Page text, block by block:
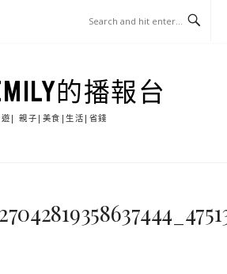
的播報台
遊| 親子|美食|生活|省錢